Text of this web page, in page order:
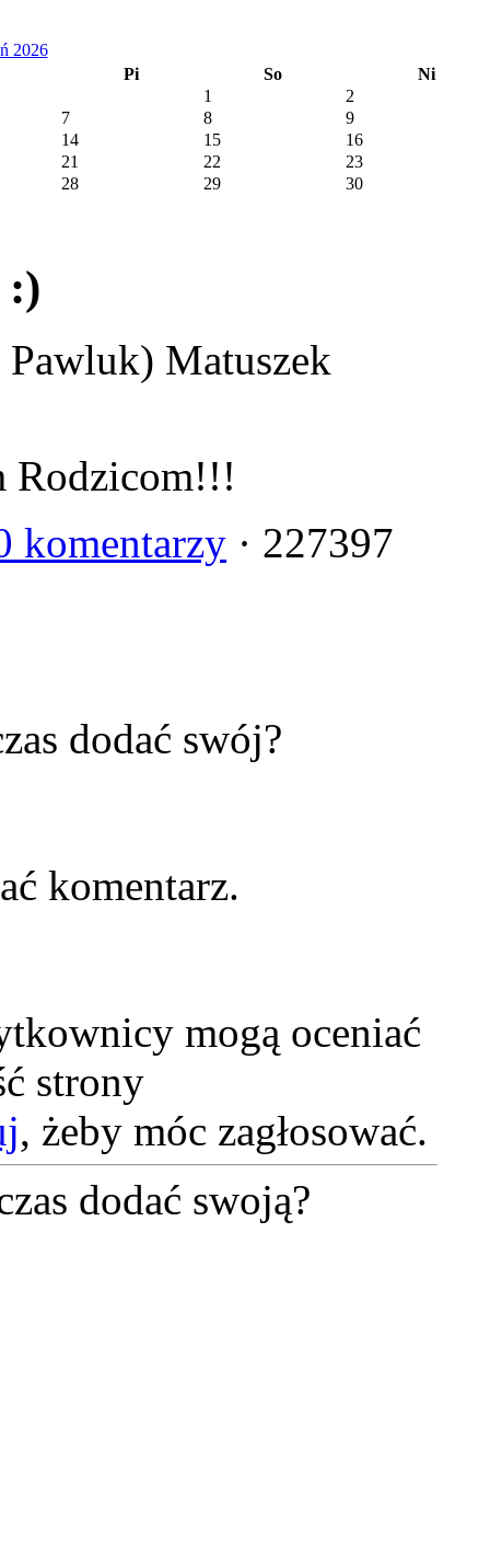
2026
Pi
So
Ni
1
2
7
8
9
14
15
16
21
22
23
28
29 30
:)
Matuszek
Rodzicom!!!
komentarzy · 227397
dodać swój?
komentarz.
mogą oceniać
strony
, żeby móc zagłosować.
dodać swoją?